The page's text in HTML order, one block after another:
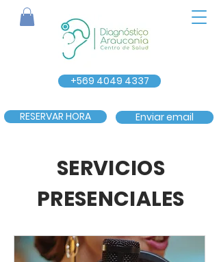
RESERVAR HORA Enviar email
+569 4049 4337
SERVICIOS
PRESENCIALES